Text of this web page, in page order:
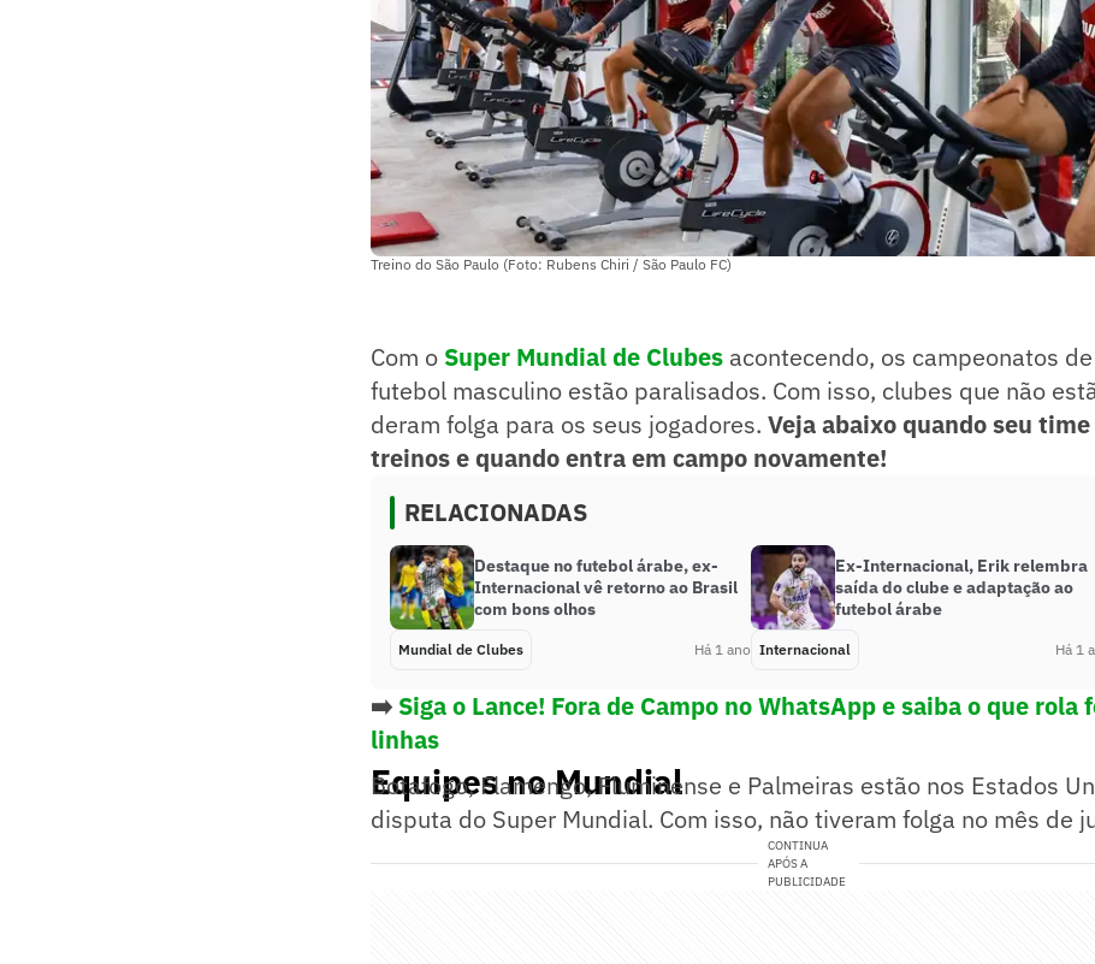
Treino do São Paulo (Foto: Rubens Chiri / São Paulo FC)
Com o Super Mundial de Clubes acontecendo, os campeonatos
futebol masculino estão paralisados. Com isso, clubes que não
deram folga para os seus jogadores. Veja abaixo quando seu
treinos e quando entra em campo novamente!
RELACIONADAS
Destaque no futebol árabe, ex-
Internacional vê retorno ao Brasil
com bons olhos
Mundial de Clubes Há 1 ano
Ex-Internacional, Erik relembra
saída do clube e adaptação ao
futebol árabe
Internacional Há 1
➡️ Siga o Lance! Fora de Campo no WhatsApp e saiba o que rola
linhas
Equipes no Mundial
Botafogo, Flamengo, Fluminense e Palmeiras estão nos Estados
disputa do Super Mundial. Com isso, não tiveram folga no mês de
CONTINUA
APÓS A
PUBLICIDADE